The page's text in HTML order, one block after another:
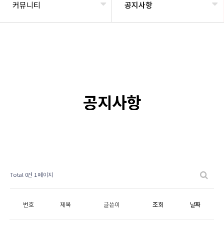
커뮤니티 공지사항
공지사항
Total 0건 1 페이지
번호 제목 글쓴이 조회 날짜